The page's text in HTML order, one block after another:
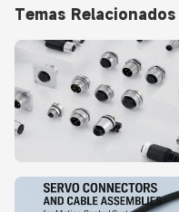
Temas Relacionados